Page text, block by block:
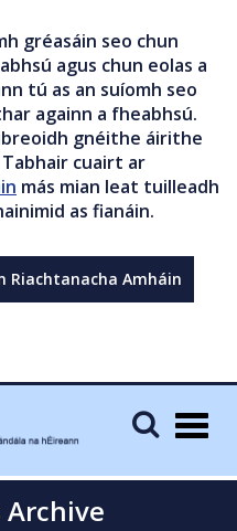
gréasáin seo chun
agus chun eolas a
tú as an suíomh seo
againn a fheabhsú.
gnéithe áirithe
cuairt ar
más mian leat tuilleadh
as fianáin.
Riachtanacha Amháin
Archive